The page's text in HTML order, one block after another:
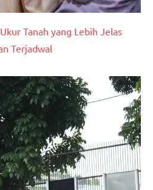
Tanah yang Lebih Jelas
Terjadwal